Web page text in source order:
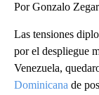
Por Gonzalo
Las tensiones
por el despliegue
Venezuela,
Dominicana de